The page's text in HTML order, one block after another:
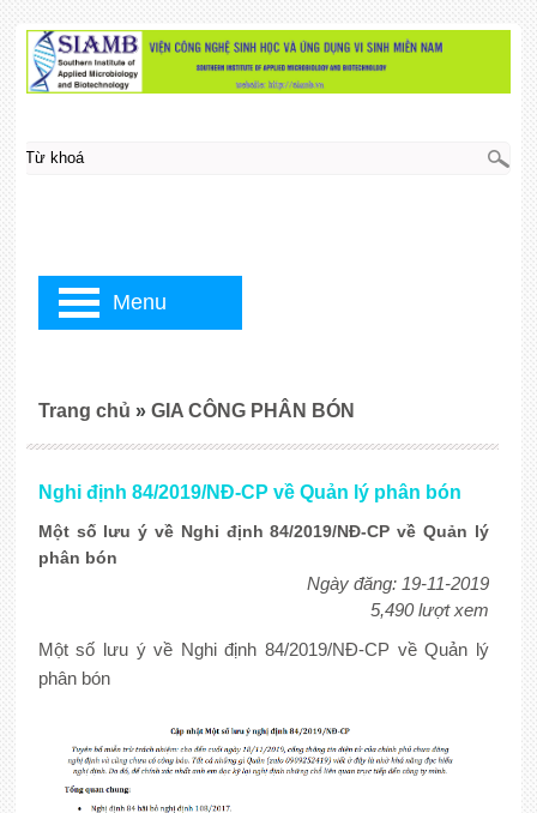
Nghi định 84/2019/NĐ-CP về Quản lý phân bón
Một số lưu ý về Nghi định 84/2019/NĐ-CP về Quản lý
phân bón
Ngày đăng: 19-11-2019
5,490 lượt xem
Một số lưu ý về Nghi định 84/2019/NĐ-CP về Quản lý
phân bón
Trang chủ » GIA CÔNG PHÂN BÓN
Menu